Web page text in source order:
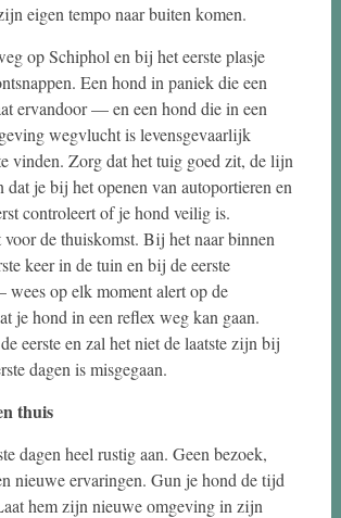
eigen tempo naar buiten komen.
op Schiphol en bij het eerste plasje
Een hond in paniek die een
ervandoor — en een hond die in een
wegvlucht is levensgevaarlijk
vinden. Zorg dat het tuig goed zit, de lijn
dat je bij het openen van autoportieren en
controleert of je hond veilig is.
de thuiskomst. Bij het naar binnen
keer in de tuin en bij de eerste
op elk moment alert op de
je hond in een reflex weg kan gaan.
eerste en zal het niet de laatste zijn bij
dagen is misgegaan.
thuis
dagen heel rustig aan. Geen bezoek,
nieuwe ervaringen. Gun je hond de tijd
hem zijn nieuwe omgeving in zijn